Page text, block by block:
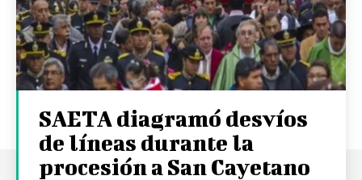
SAETA diagramó desvíos
de líneas durante la
procesión a San Cayetano